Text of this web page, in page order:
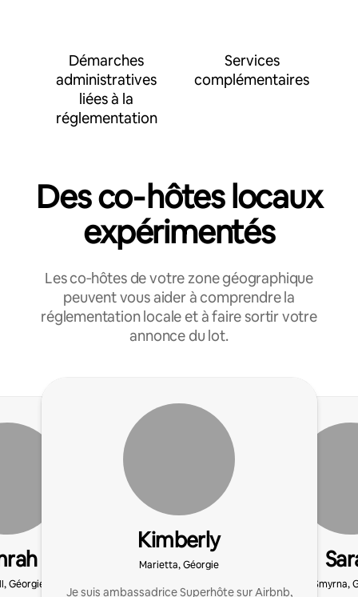
Démarches
administratives
liées à la
réglementation
Services
complémentaires
Des co‑hôtes locaux
expérimentés
Les co‑hôtes de votre zone géographique
peuvent vous aider à comprendre la
réglementation locale et à faire sortir votre
annonce du lot.
Géorgie
Kimberly
Marietta, Géorgie
Je suis ambassadrice Superhôte sur Airbnb,
Smyrna,